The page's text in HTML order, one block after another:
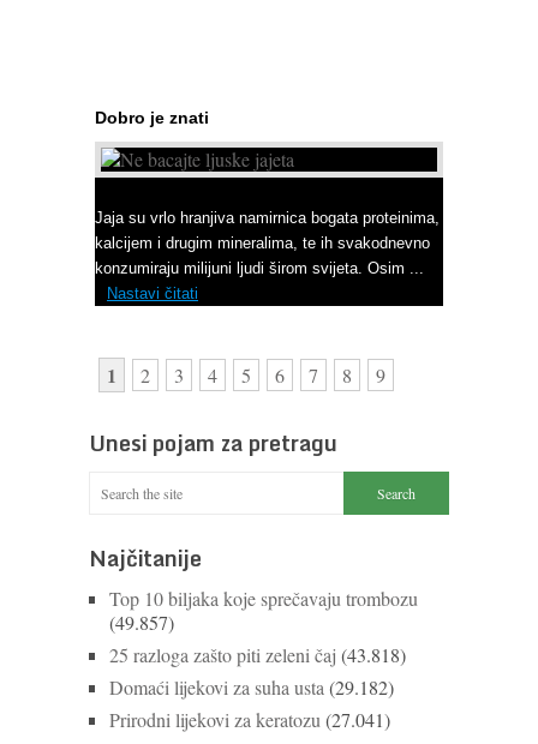
Dobro je znati
Jaja su vrlo hranjiva namirnica bogata proteinima,
kalcijem i drugim mineralima, te ih svakodnevno
konzumiraju milijuni ljudi širom svijeta. Osim ...
Nastavi čitati
1 2 3 4 5 6 7 8 9
Unesi pojam za pretragu
Najčitanije
Top 10 biljaka koje sprečavaju trombozu
(49.857)
25 razloga zašto piti zeleni čaj (43.818)
Domaći lijekovi za suha usta(29.182)
Prirodni lijekovi za keratozu(27.041)